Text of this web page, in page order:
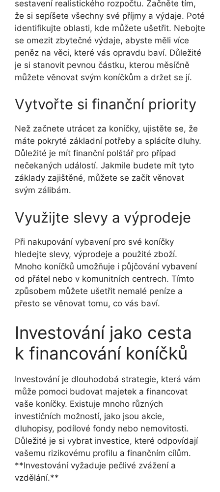
sestavení realistického rozpočtu. Začněte tím,
že si sepíšete všechny své příjmy a výdaje. Poté
identifikujte oblasti, kde můžete ušetřit. Nebojte
se omezit zbytečné výdaje, abyste měli více
peněz na věci, které vás opravdu baví. Důležité
je si stanovit pevnou částku, kterou měsíčně
můžete věnovat svým koníčkům a držet se jí.
Vytvořte si finanční priority
Než začnete utrácet za koníčky, ujistěte se, že
máte pokryté základní potřeby a splácíte dluhy.
Důležité je mít finanční polštář pro případ
nečekaných událostí. Jakmile budete mít tyto
základy zajištěné, můžete se začít věnovat
svým zálibám.
Využijte slevy a výprodeje
Při nakupování vybavení pro své koníčky
hledejte slevy, výprodeje a použité zboží.
Mnoho koníčků umožňuje i půjčování vybavení
od přátel nebo v komunitních centrech. Tímto
způsobem můžete ušetřit nemalé peníze a
přesto se věnovat tomu, co vás baví.
Investování jako cesta
k financování koníčků
Investování je dlouhodobá strategie, která vám
může pomoci budovat majetek a financovat
vaše koníčky. Existuje mnoho různých
investičních možností, jako jsou akcie,
dluhopisy, podílové fondy nebo nemovitosti.
Důležité je si vybrat investice, které odpovídají
vašemu rizikovému profilu a finančním cílům.
**Investování vyžaduje pečlivé zvážení a
vzdělání.**